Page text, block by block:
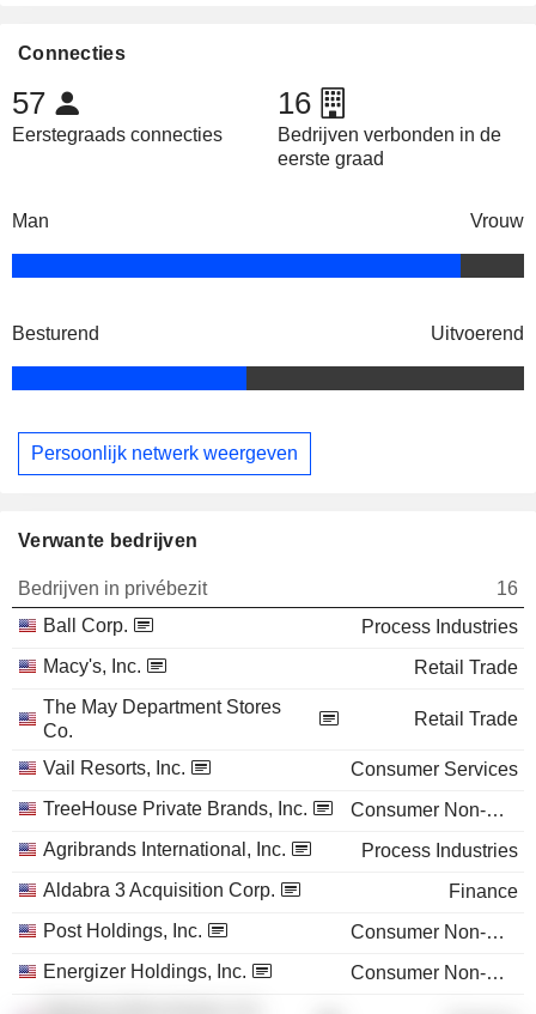
Connecties
57
Eerstegraads connecties
16
Bedrijven verbonden in de
eerste graad
Man Vrouw
Besturend Uitvoerend
Persoonlijk netwerk weergeven
Verwante bedrijven
Bedrijven in privébezit
16
Ball Corp.
Process Industries
Macy's, Inc.
Retail Trade
The May Department Stores
Co.
Retail Trade
Vail Resorts, Inc.
Consumer Services
TreeHouse Private Brands, Inc.
Consumer Non-Durables
Agribrands International, Inc.
Process Industries
Aldabra 3 Acquisition Corp.
Finance
Post Holdings, Inc.
Consumer Non-Durables
Energizer Holdings, Inc.
Consumer Non-Durables